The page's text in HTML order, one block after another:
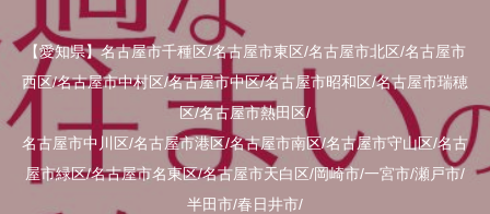
【愛知県】名古屋市千種区/名古屋市東区/名古屋市北区/名古屋市
西区/名古屋市中村区/名古屋市中区/名古屋市昭和区/名古屋市瑞穂
区/名古屋市熱田区/
名古屋市中川区/名古屋市港区/名古屋市南区/名古屋市守山区/名古
屋市緑区/名古屋市名東区/名古屋市天白区/岡崎市/一宮市/瀬戸市/
半田市/春日井市/